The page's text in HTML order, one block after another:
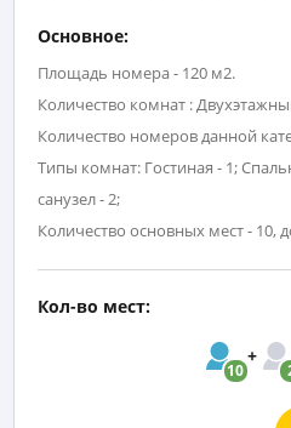
Основное:
Площадь номера - 120 м2.
Количество комнат :
Количество номеров данной
Типы комнат: Гостиная - 1;
санузел - 2;
Количество основных мест - 10,
Кол-во мест:
10